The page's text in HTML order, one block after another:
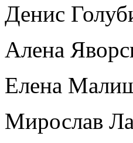
Денис
Алена
Елена
Мирослав